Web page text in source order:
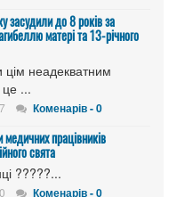
засудили до 8 років за
матері та 13-річного
цім неадекватним
...
Коменарів - 0
працівників
свята
?????...
Коменарів - 0